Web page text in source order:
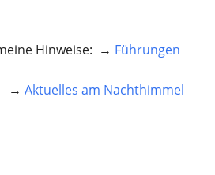
Hinweise: → Führungen
→ Aktuelles am Nachthimmel